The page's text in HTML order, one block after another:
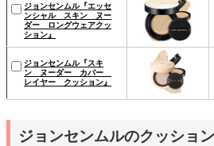
ジョンセンムル『エッセ
ンシャル スキン ヌー
ダー ロングウェアクッ
ション』
ジョンセンムル『スキ
ン ヌーダー カバー
レイヤー クッション』
ジョンセンムルのクッショ